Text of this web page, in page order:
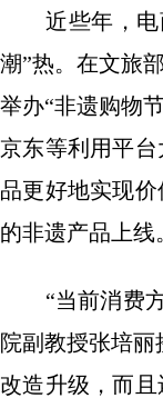
近些年，电商
潮”热。在文旅
举办“非遗购物
京东等利用平
品更好地实现
的非遗产品上线
“当前消费方
院副教授张培
改造升级，而